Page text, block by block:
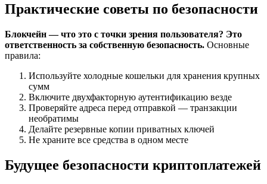
Практические советы по безопасности
Блокчейн — что это с точки зрения пользователя? Это
ответственность за собственную безопасность. Основные
правила:
Используйте холодные кошельки для хранения крупных
сумм
Включите двухфакторную аутентификацию везде
Проверяйте адреса перед отправкой — транзакции
необратимы
Делайте резервные копии приватных ключей
Не храните все средства в одном месте
Будущее безопасности криптоплатежей